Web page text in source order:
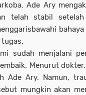
Ade Ary
telah stabil
tugas.
sudah menjalani
Menurut
Ade Ary. Namun,
mungkin akan